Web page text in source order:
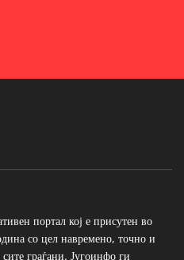
портал кој е присутен во
со цел навремено, точно и
граѓани. Југоинфо ги